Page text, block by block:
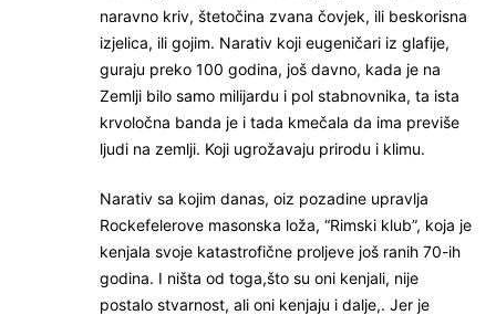
naravno kriv, štetočina zvana čovjek, ili beskorisna
izjelica, ili gojim. Narativ koji eugeničari iz glafije,
guraju preko 100 godina, još davno, kada je na
Zemlji bilo samo milijardu i pol stabnovnika, ta ista
krvoločna banda je i tada kmečala da ima previše
ljudi na zemlji. Koji ugrožavaju prirodu i klimu.
Narativ sa kojim danas, oiz pozadine upravlja
Rockefelerove masonska loža, “Rimski klub”, koja je
kenjala svoje katastrofične proljeve još ranih 70-ih
godina. I ništa od toga,što su oni kenjali, nije
postalo stvarnost, ali oni kenjaju i dalje,. Jer je